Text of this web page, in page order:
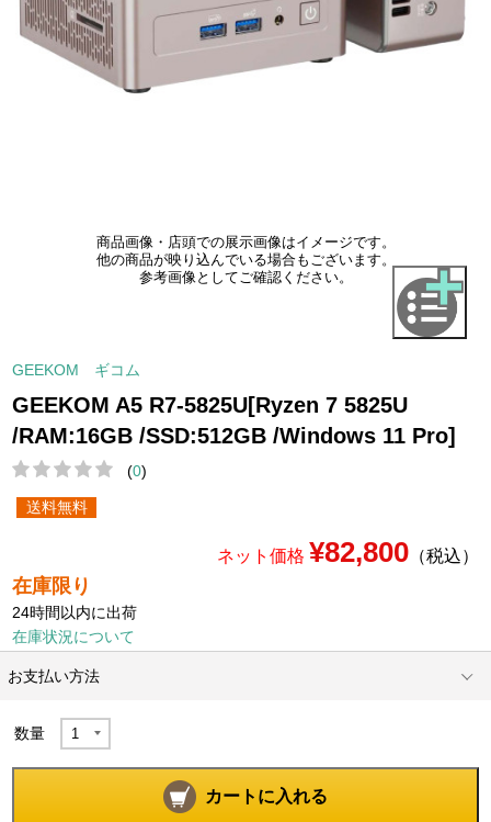
商品画像・店頭での展示画像はイメージです。
他の商品が映り込んでいる場合もございます。
参考画像としてご確認ください。
GEEKOM ギコム
GEEKOM A5 R7-5825U[Ryzen 7 5825U
/RAM:16GB /SSD:512GB /Windows 11 Pro]
(0)
送料無料
ネット価格 ¥82,800（税込）
在庫限り
24時間以内に出荷
在庫状況について
お支払い方法
数量
カートに入れる